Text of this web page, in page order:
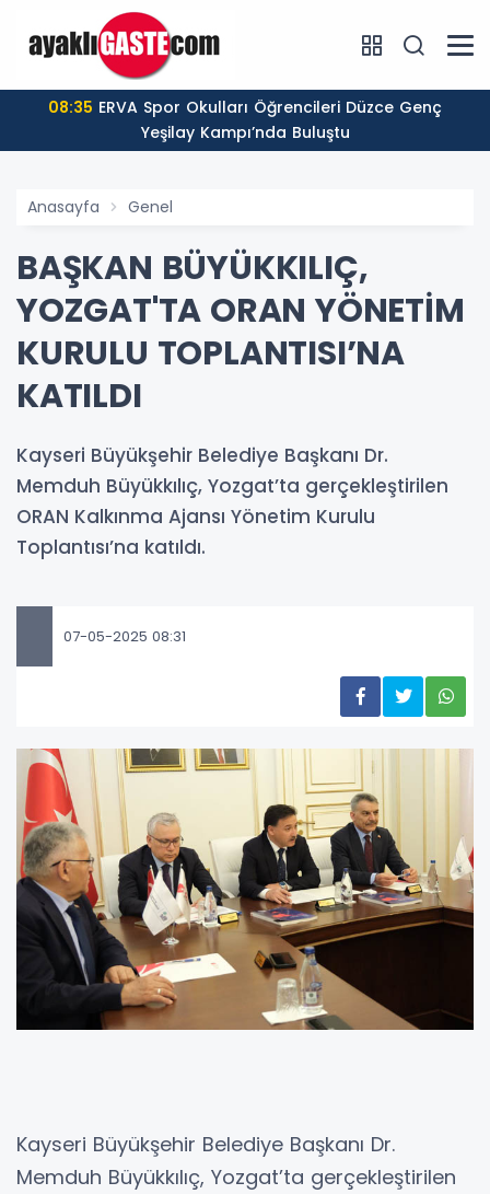
08:35
Yeşilay Kampı’nda Buluştu
Anasayfa Genel
BAŞKAN BÜYÜKKILIÇ,
YOZGAT'TA ORAN YÖNETİM
KURULU TOPLANTISI’NA
KATILDI
Kayseri Büyükşehir Belediye Başkanı Dr.
Memduh Büyükkılıç, Yozgat’ta gerçekleştirilen
ORAN Kalkınma Ajansı Yönetim Kurulu
Toplantısı’na katıldı.
07-05-2025 08:31
Kayseri Büyükşehir Belediye Başkanı Dr.
Memduh Büyükkılıç, Yozgat’ta gerçekleştirilen